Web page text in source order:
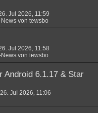
Jul 2026, 11:59
von tewsbo
Jul 2026, 11:58
von tewsbo
Android 6.1.17 & Star
Jul 2026, 11:06